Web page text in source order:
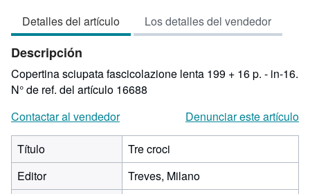
3
de
5
estrellas
Detalles del artículo Los detalles del vendedor
Descripción
Copertina sciupata fascicolazione lenta 199 + 16 p. - in-16.
N° de ref. del artículo 16688
Contactar al vendedor
Denunciar este artículo
Título
Tre croci
Editor
Treves, Milano